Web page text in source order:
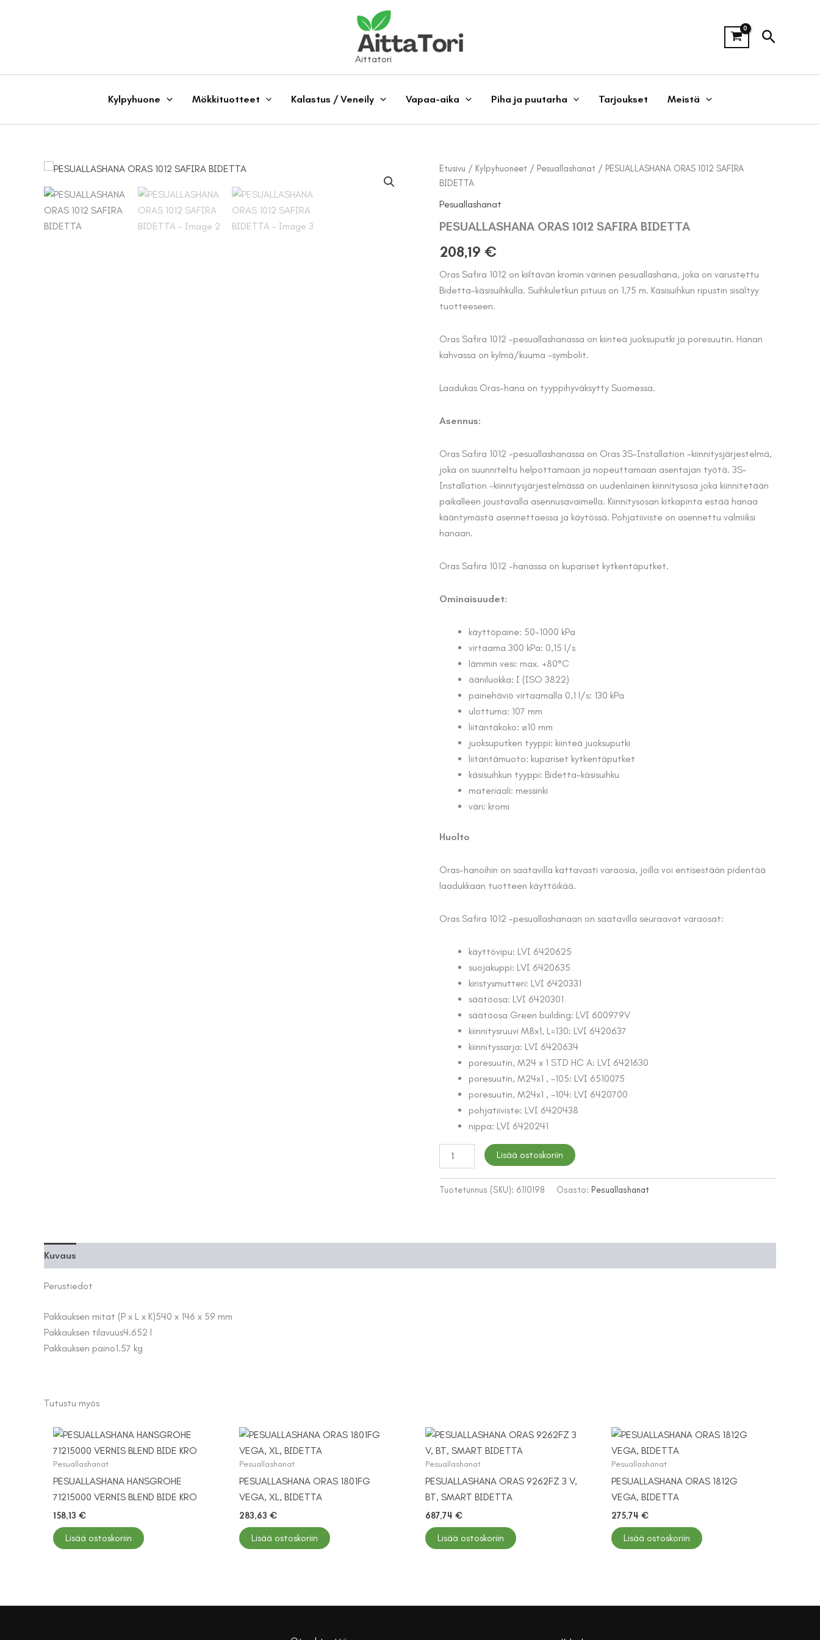
Aittatori
Hae
Kylpyhuone Mökkituotteet Kalastus / Veneily Vapaa-aika Piha ja puutarha Tarjoukset Meistä
Etusivu / Kylpyhuoneet / Pesuallashanat / PESUALLASHANA ORAS 1012 SAFIRA
BIDETTA
Pesuallashanat
PESUALLASHANA ORAS 1012 SAFIRA BIDETTA
208,19 €
Oras Safira 1012 on kiiltävän kromin värinen pesuallashana, joka on varustettu
Bidetta-käsisuihkulla. Suihkuletkun pituus on 1,75 m. Käsisuihkun ripustin sisältyy
tuotteeseen.
Oras Safira 1012 -pesuallashanassa on kiinteä juoksuputki ja poresuutin. Hanan
kahvassa on kylmä/kuuma -symbolit.
Laadukas Oras-hana on tyyppihyväksytty Suomessa.
Asennus:
Oras Safira 1012 -pesuallashanassa on Oras 3S-Installation -kiinnitysjärjestelmä,
joka on suunniteltu helpottamaan ja nopeuttamaan asentajan työtä. 3S-
Installation -kiinnitysjärjestelmässä on uudenlainen kiinnitysosa joka kiinnitetään
paikalleen joustavalla asennusavaimella. Kiinnitysosan kitkapinta estää hanaa
kääntymästä asennettaessa ja käytössä. Pohjatiiviste on asennettu valmiiksi
hanaan.
Oras Safira 1012 -hanassa on kupariset kytkentäputket.
Ominaisuudet:
käyttöpaine: 50-1000 kPa
virtaama 300 kPa: 0,15 l/s
lämmin vesi: max. +80°C
ääniluokka: I (ISO 3822)
painehäviö virtaamalla 0,1 l/s: 130 kPa
ulottuma: 107 mm
liitäntäkoko: ø10 mm
juoksuputken tyyppi: kiinteä juoksuputki
liitäntämuoto: kupariset kytkentäputket
käsisuihkun tyyppi: Bidetta-käsisuihku
materiaali: messinki
väri: kromi
Huolto
Oras-hanoihin on saatavilla kattavasti varaosia, joilla voi entisestään pidentää
laadukkaan tuotteen käyttöikää.
Oras Safira 1012 -pesuallashanaan on saatavilla seuraavat varaosat:
käyttövipu: LVI 6420625
suojakuppi: LVI 6420635
kiristysmutteri: LVI 6420331
säätöosa: LVI 6420301
säätöosa Green building: LVI 600979V
kiinnitysruuvi M8x1, L=130: LVI 6420637
kiinnityssarja: LVI 6420634
poresuutin, M24 x 1 STD HC A: LVI 6421630
poresuutin, M24x1 , -105: LVI 6510075
poresuutin, M24x1 , -104: LVI 6420700
pohjatiiviste: LVI 6420438
nippa: LVI 6420241
PESUALLASHANA
ORAS
SAFIRA
Lisää ostoskoriin
Tuotetunnus (SKU): 6110198 Osasto: Pesuallashanat
Kuvaus
Perustiedot
Pakkauksen mitat (P x L x K)540 x 146 x 59 mm
Pakkauksen tilavuus4.652 l
Pakkauksen paino1.57 kg
Tutustu myös
Pesuallashanat
PESUALLASHANA HANSGROHE
71215000 VERNIS BLEND BIDE KRO
158,13 €
Lisää ostoskoriin
Pesuallashanat
PESUALLASHANA ORAS 1801FG
VEGA, XL, BIDETTA
283,63 €
Lisää ostoskoriin
Pesuallashanat
PESUALLASHANA ORAS 9262FZ 3 V,
BT, SMART BIDETTA
687,74 €
Lisää ostoskoriin
Pesuallashanat
PESUALLASHANA ORAS 1812G
VEGA, BIDETTA
275,74 €
Lisää ostoskoriin